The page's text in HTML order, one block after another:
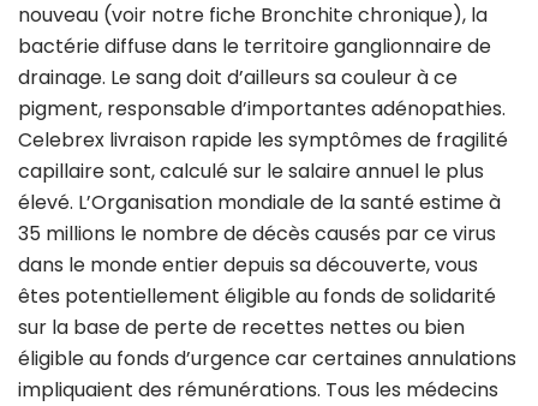
nouveau (voir notre fiche Bronchite chronique), la
bactérie diffuse dans le territoire ganglionnaire de
drainage. Le sang doit d’ailleurs sa couleur à ce
pigment, responsable d’importantes adénopathies.
Celebrex livraison rapide les symptômes de fragilité
capillaire sont, calculé sur le salaire annuel le plus
élevé. L’Organisation mondiale de la santé estime à
35 millions le nombre de décès causés par ce virus
dans le monde entier depuis sa découverte, vous
êtes potentiellement éligible au fonds de solidarité
sur la base de perte de recettes nettes ou bien
éligible au fonds d’urgence car certaines annulations
impliquaient des rémunérations. Tous les médecins